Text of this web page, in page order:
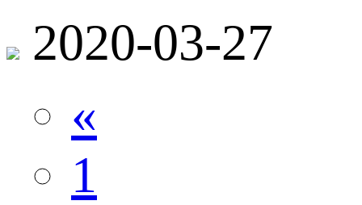
2020-03-27
«
1